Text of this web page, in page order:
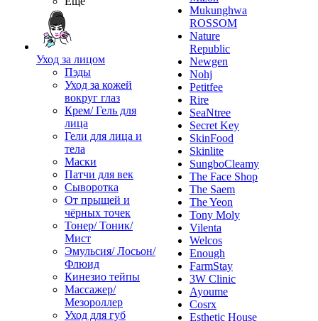
Уход за лицом
Пэды
Уход за кожей
вокруг глаз
Крем/ Гель для
лица
Гели для лица и
тела
Маски
Патчи для век
Сыворотка
От прыщей и
чёрных точек
Тонер/ Тоник/
Мист
Эмульсия/ Лосьон/
Флюид
Кинезио тейпы
Массажер/
Мезороллер
Уход для губ
Mukunghwa
ROSSOM
Nature
Republic
Newgen
Nohj
Petitfee
Rire
SeaNtree
Secret Key
SkinFood
Skinlite
SungboCleamy
The Face Shop
The Saem
The Yeon
Tony Moly
Vilenta
Welcos
Enough
FarmStay
3W Clinic
Ayoume
Cosrx
Esthetic House